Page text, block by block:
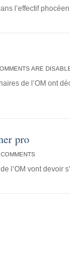
l’effectif
ARE
de l’OM ont
pro
l’OM vont devoir